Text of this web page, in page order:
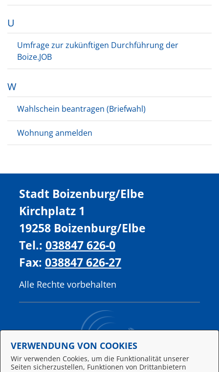
U
Umfrage zur zukünftigen Durchführung der
Boize.JOB
W
Wahlschein beantragen (Briefwahl)
Wohnung anmelden
Behördennummer 115
Stadt Boizenburg/Elbe
Kirchplatz 1
19258 Boizenburg/Elbe
Tel.: 038847 626-0
Fax: 038847 626-27
Alle Rechte vorbehalten
VERWENDUNG VON COOKIES
Wir verwenden Cookies, um die Funktionalität unserer
Seiten sicherzustellen, Funktionen von Drittanbietern